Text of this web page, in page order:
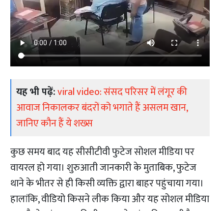
यह भी पढ़ें:viral video: संसद परिसर में लंगूर की
आवाज निकालकर बंदरों को भगाते हैं असलम खान,
जानिए कौन हैं ये शख्स
कुछ समय बाद यह सीसीटीवी फुटेज सोशल मीडिया पर
वायरल हो गया। शुरुआती जानकारी के मुताबिक, फुटेज
थाने के भीतर से ही किसी व्यक्ति द्वारा बाहर पहुंचाया गया।
हालांकि, वीडियो किसने लीक किया और यह सोशल मीडिया